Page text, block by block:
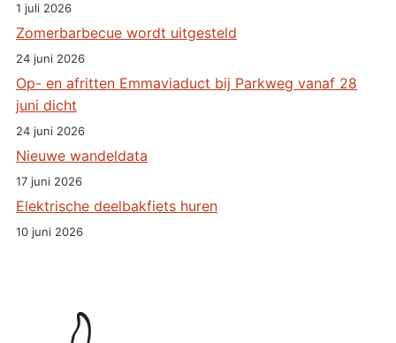
1 juli 2026
Zomerbarbecue wordt uitgesteld
24 juni 2026
Op- en afritten Emmaviaduct bij Parkweg vanaf 28
juni dicht
24 juni 2026
Nieuwe wandeldata
17 juni 2026
Elektrische deelbakfiets huren
10 juni 2026